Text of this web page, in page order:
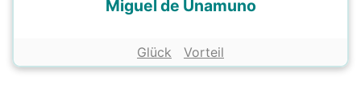
Miguel de Unamuno
Glück Vorteil